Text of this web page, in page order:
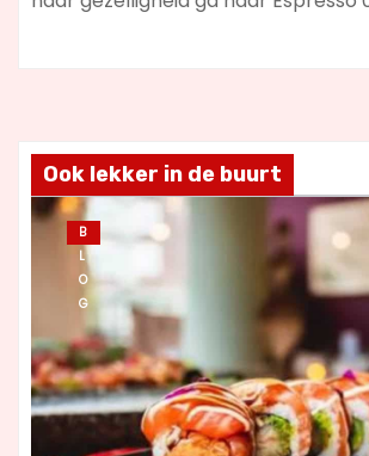
Ook lekker in de buurt
B
L
O
G